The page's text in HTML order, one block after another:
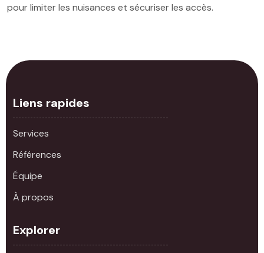
pour limiter les nuisances et sécuriser les accès.
Liens rapides
Services
Références
Équipe
À propos
Explorer